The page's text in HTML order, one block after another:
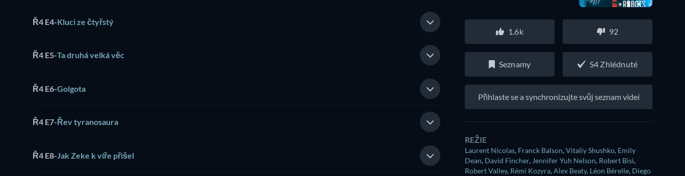
Ř4 E4-Kluci ze čtyřstý
Ř4 E5-Ta druhá velká věc
Ř4 E6-Golgota
Ř4 E7-Řev tyranosaura
Ř4 E8-Jak Zeke k víře přišel
1.6k 92
Seznamy S4 Zhlédnuté
Přihlaste se a synchronizujte svůj seznam videí
REŽIE
Laurent Nicolas, Franck Balson,Vitaliy Shushko, Emily
Dean, David Fincher, Jennifer Yuh Nelson, Robert Bisi,
Robert Valley, Rémi Kozyra,Alex Beaty, Léon Bérelle, Diego